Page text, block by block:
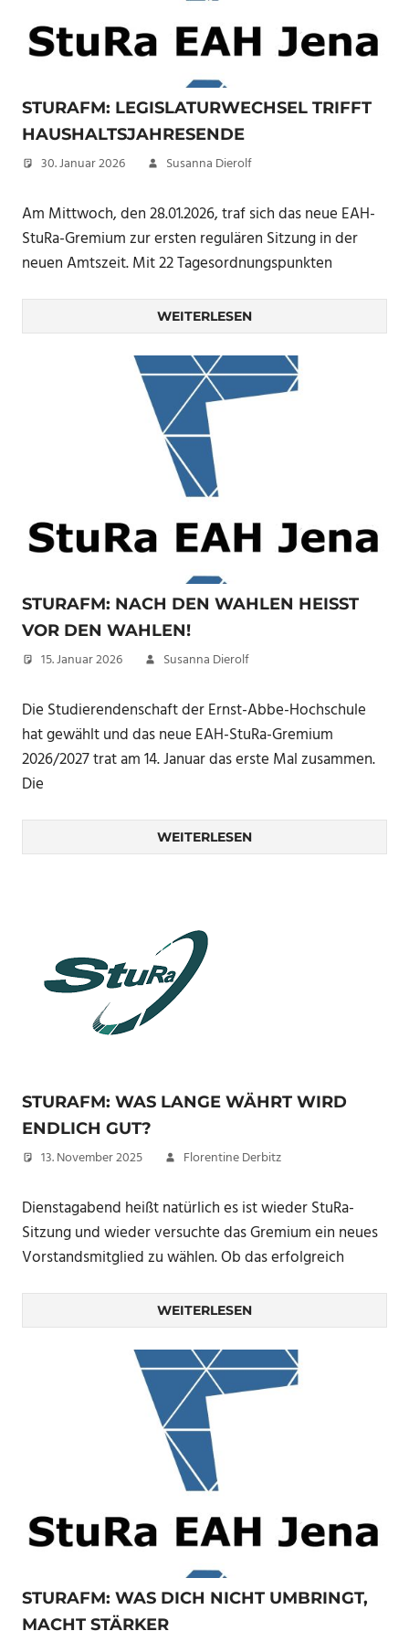
STURAFM: LEGISLATURWECHSEL TRIFFT
HAUSHALTSJAHRESENDE
30. Januar 2026 Susanna Dierolf
Am Mittwoch, den 28.01.2026, traf sich das neue EAH-
StuRa-Gremium zur ersten regulären Sitzung in der
neuen Amtszeit. Mit 22 Tagesordnungspunkten
WEITERLESEN
STURAFM: NACH DEN WAHLEN HEISST V
OR DEN WAHLEN!
15. Januar 2026 Susanna Dierolf
Die Studierendenschaft der Ernst-Abbe-Hochschule
hat gewählt und das neue EAH-StuRa-Gremium
2026/2027 trat am 14. Januar das erste Mal zusammen.
Die
WEITERLESEN
STURAFM: WAS LANGE WÄHRT WIRD
ENDLICH GUT?
13. November 2025 Florentine Derbitz
Dienstagabend heißt natürlich es ist wieder StuRa-
Sitzung und wieder versuchte das Gremium ein neues
Vorstandsmitglied zu wählen. Ob das erfolgreich
WEITERLESEN
STURAFM: WAS DICH NICHT UMBRINGT,
MACHT STÄRKER